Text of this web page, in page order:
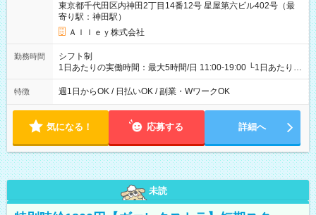
東京都千代田区内神田2丁目14番12号 星屋第六ビル402号（最
寄り駅：神田駅）
Ａｌｌｅｙ株式会社
勤務時間
シフト制
1日あたりの実働時間：最大5時間/日 11:00-19:00 └1日あたりの
実働時間：1-5時間 └上記の時間帯内であれば、いつでも勤務可
能！ └平日・土曜日の中で、お好きな曜日でご勤務いただけま
18:00 などのように、自由な働き方が可能なお仕事です！
特徴 週1日からOK / 日払いOK / 副業・WワークOK
気になる！ 応募する 詳細へ
未読